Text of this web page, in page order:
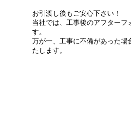
お引渡し後もご安心下さい！
当社では、工事後のアフターフ
す。
万が一、工事に不備があった場
たします。